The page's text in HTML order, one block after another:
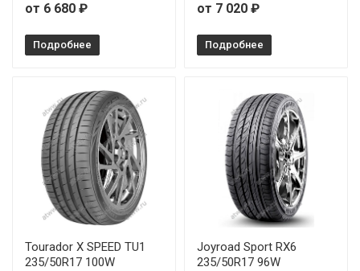
от 6 680 ₽
Подробнее
от 7 020 ₽
Подробнее
Tourador X SPEED TU1
235/50R17 100W
Joyroad Sport RX6
235/50R17 96W